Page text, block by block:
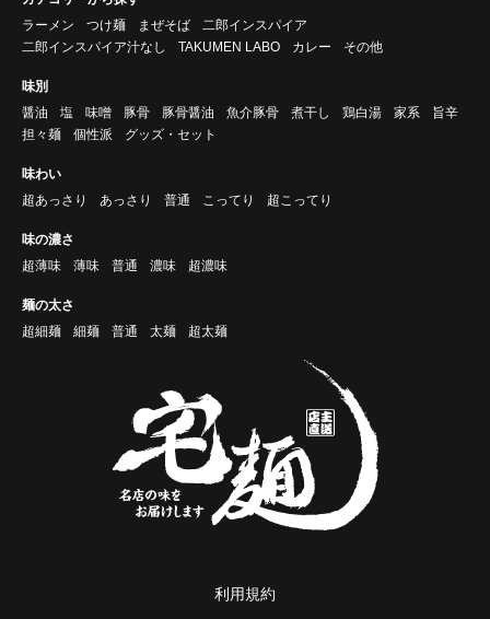
ラーメン
つけ麺 まぜそば
二郎インスパイア
二郎インスパイア汁なし
TAKUMEN LABO カレー その他
味別
醤油
塩 味噌 豚骨 豚骨醤油 魚介豚骨 煮干し 鶏白湯 家系
旨辛
担々麺
個性派 グッズ・セット
味わい
超あっさり
あっさり 普通 こってり 超こってり
味の濃さ
超薄味
薄味 普通 濃味 超濃味
麺の太さ
超細麺
細麺 普通 太麺 超太麺
利用規約